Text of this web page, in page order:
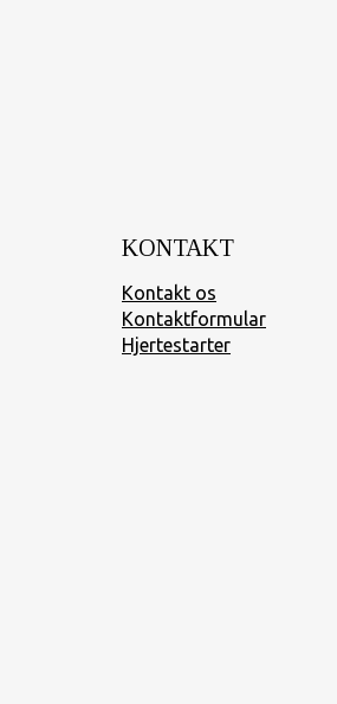
KONTAKT
Kontakt os
Kontaktformular
Hjertestarter